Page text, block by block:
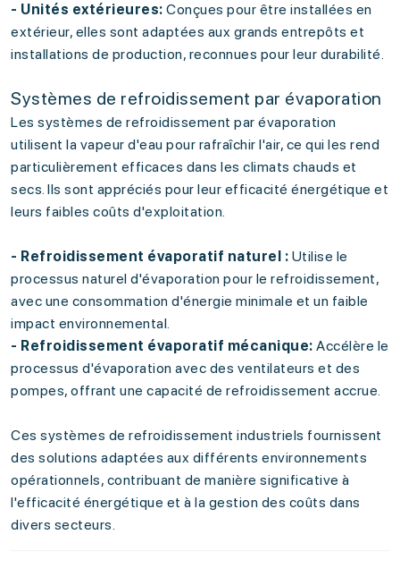
- Unités extérieures: Conçues pour être installées en
extérieur, elles sont adaptées aux grands entrepôts et
installations de production, reconnues pour leur durabilité.
Systèmes de refroidissement par évaporation
Les systèmes de refroidissement par évaporation
utilisent la vapeur d'eau pour rafraîchir l'air, ce qui les rend
particulièrement efficaces dans les climats chauds et
secs. Ils sont appréciés pour leur efficacité énergétique et
leurs faibles coûts d'exploitation.
- Refroidissement évaporatif naturel : Utilise le
processus naturel d'évaporation pour le refroidissement,
avec une consommation d'énergie minimale et un faible
impact environnemental.
- Refroidissement évaporatif mécanique: Accélère le
processus d'évaporation avec des ventilateurs et des
pompes, offrant une capacité de refroidissement accrue.
Ces systèmes de refroidissement industriels fournissent
des solutions adaptées aux différents environnements
opérationnels, contribuant de manière significative à
l'efficacité énergétique et à la gestion des coûts dans
divers secteurs.